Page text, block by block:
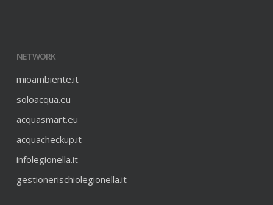
NETWORK
mioambiente.it
soloacqua.eu
acquasmart.eu
acquacheckup.it
infolegionella.it
gestionerischiolegionella.it